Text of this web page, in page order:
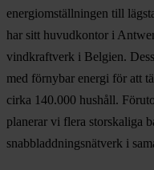
energiomställningen till
har sitt huvudkontor i
vindkraftverk i Belgien.
med förnybar energi för att
cirka 140.000 hushåll.
planerar vi flera storskaliga
snabbladdningsnätverk i